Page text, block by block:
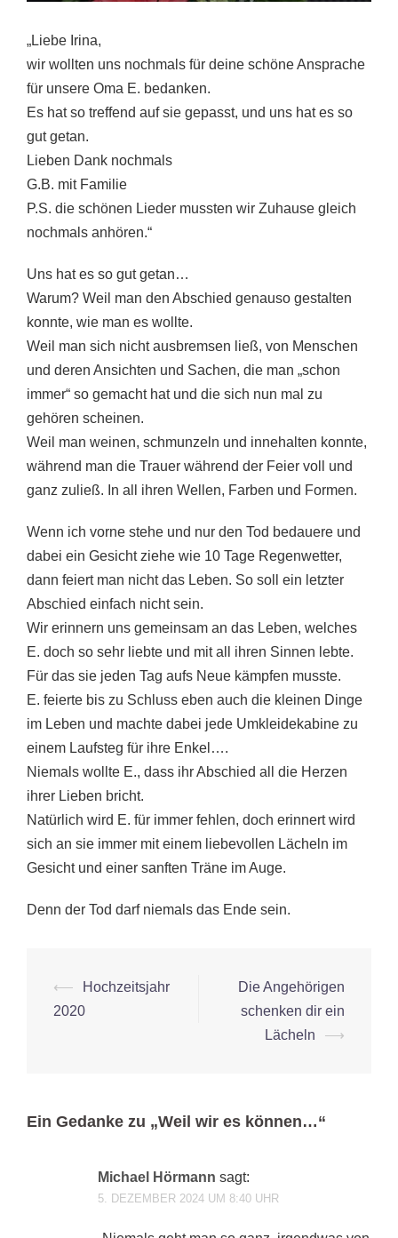
„Liebe Irina,
wir wollten uns nochmals für deine schöne Ansprache
für unsere Oma E. bedanken.
Es hat so treffend auf sie gepasst, und uns hat es so
gut getan.
Lieben Dank nochmals
G.B. mit Familie
P.S. die schönen Lieder mussten wir Zuhause gleich
nochmals anhören.“
Uns hat es so gut getan…
Warum? Weil man den Abschied genauso gestalten
konnte, wie man es wollte.
Weil man sich nicht ausbremsen ließ, von Menschen
und deren Ansichten und Sachen, die man „schon
immer“ so gemacht hat und die sich nun mal zu
gehören scheinen.
Weil man weinen, schmunzeln und innehalten konnte,
während man die Trauer während der Feier voll und
ganz zuließ. In all ihren Wellen, Farben und Formen.
Wenn ich vorne stehe und nur den Tod bedauere und
dabei ein Gesicht ziehe wie 10 Tage Regenwetter,
dann feiert man nicht das Leben. So soll ein letzter
Abschied einfach nicht sein.
Wir erinnern uns gemeinsam an das Leben, welches
E. doch so sehr liebte und mit all ihren Sinnen lebte.
Für das sie jeden Tag aufs Neue kämpfen musste.
E. feierte bis zu Schluss eben auch die kleinen Dinge
im Leben und machte dabei jede Umkleidekabine zu
einem Laufsteg für ihre Enkel….
Niemals wollte E., dass ihr Abschied all die Herzen
ihrer Lieben bricht.
Natürlich wird E. für immer fehlen, doch erinnert wird
sich an sie immer mit einem liebevollen Lächeln im
Gesicht und einer sanften Träne im Auge.
Denn der Tod darf niemals das Ende sein.
Beitrags-
Navigation
⟵
Hochzeitsjahr
2020
Die Angehörigen
schenken dir ein
Lächeln
⟶
Ein Gedanke zu „Weil wir es können…“
Michael Hörmann sagt:
5. DEZEMBER 2024 UM 8:40 UHR